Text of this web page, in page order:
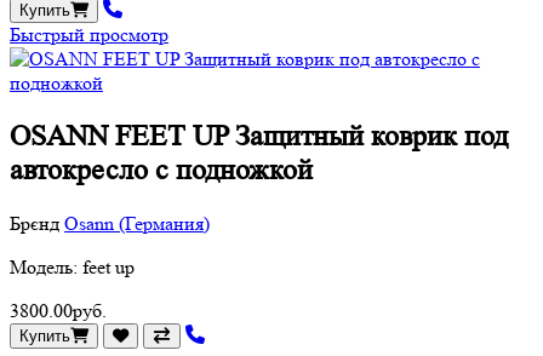
Купить
Быстрый просмотр
OSANN FEET UP Защитный коврик под
автокресло с подножкой
Брєнд Osann (Германия)
Модель: feet up
3800.00руб.
Купить